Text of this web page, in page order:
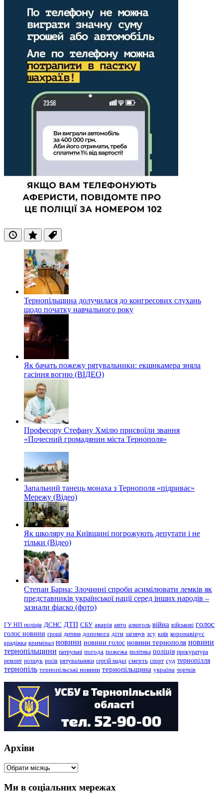
ОстанніПопулярні
Теги
Тернопільщина долучилася до конгресових слухань
щодо початку навчального року
Як бачать пожежу рятувальники: екшнкамера зняла
гасіння вогню (ВІДЕО)
Професору Стефану Хмілю присвоїли звання
«Почесний громадянин міста Тернополя»
Запальний танець монаха з Тернополя «підриває»
Мережу (Відео)
Як школяру на Київщині погрожують депутати і не
тільки (Відео)
Степан Барна: Злочинні спроби асимілювати лемків як
представників української нації серед інших народів –
зазнали фіаско (фото)
ГУ НП поліція ДСНС ДТП СБУ аварія авто алкоголь війна військові голос
голос новини гроші дитина допомога діти загинув зсу київ коронавірус
крадіжка кримінал новини новини голос новини тернополя новини
тернопільщини патрульні погода пожежа політика поліція прокуратура
ремонт розшук росія рятувальники сергій надал смерть спорт суд тернопілля
тернопіль тернопільські новини тернопільщина україна чортків
Архіви
Архіви
Ми в соціальних мережах